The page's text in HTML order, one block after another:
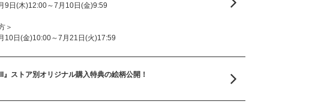
9日(木)12:00～7月10日(金)9:59
＞
10日(金)10:00～7月21日(火)17:59
ストア別オリジナル購入特典の絵柄公開！